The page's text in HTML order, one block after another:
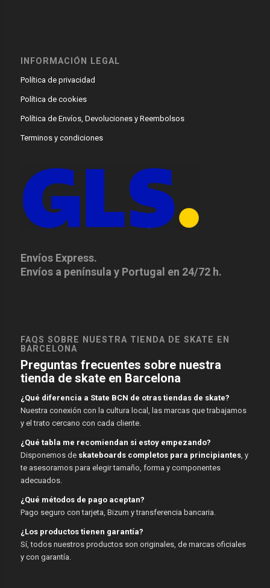
INFORMACIÓN LEGAL
Política de privacidad
Política de cookies
Política de Envíos, Devoluciones y Reembolsos
Terminos y condiciones
Envíos Express.
Envíos a península y Portugal en 24/72 h.
FAQS SOBRE NUESTRA TIENDA DE SKATE EN
BARCELONA
Preguntas frecuentes sobre nuestra
tienda de skate en Barcelona
¿Qué diferencia a State BCN de otras tiendas de skate?
Nuestra conexión con la cultura local, las marcas que trabajamos
y el trato cercano con cada cliente.
¿Qué tabla me recomiendan si estoy empezando?
Disponemos de skateboards completos para principiantes, y
te asesoramos para elegir tamaño, forma y componentes
adecuados.
¿Qué métodos de pago aceptan?
Pago seguro con tarjeta, Bizum y transferencia bancaria.
¿Los productos tienen garantía?
Sí, todos nuestros productos son originales, de marcas oficiales
y con garantía.